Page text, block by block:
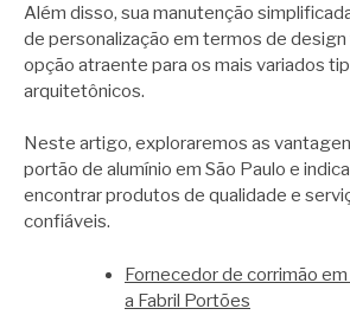
Além disso, sua manutenção
de personalização em termos de design
opção atraente para os mais variados
arquitetônicos.
Neste artigo, exploraremos as
portão de alumínio em São Paulo e
encontrar produtos de qualidade e
confiáveis.
Fornecedor de corrimão
a Fabril Portões